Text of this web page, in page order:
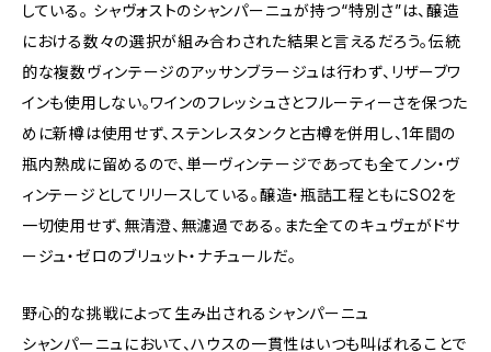
している。 シャヴォストのシャンパーニュが持つ“特別さ”は、醸造
における数々の選択が組み合わされた結果と言えるだろう。伝統
的な複数ヴィンテージのアッサンブラージュは行わず、リザーブワ
インも使用しない。ワインのフレッシュさとフルーティーさを保つた
めに新樽は使用せず、ステンレスタンクと古樽を併用し、1年間の
瓶内熟成に留めるので、単一ヴィンテージであっても全てノン・ヴ
ィンテージとしてリリースしている。醸造・瓶詰工程ともにSO2を
一切使用せず、無清澄、無濾過である。また全てのキュヴェがドサ
ージュ・ゼロのブリュット・ナチュールだ。
野心的な挑戦によって生み出されるシャンパーニュ
シャンパーニュにおいて、ハウスの一貫性はいつも叫ばれることで